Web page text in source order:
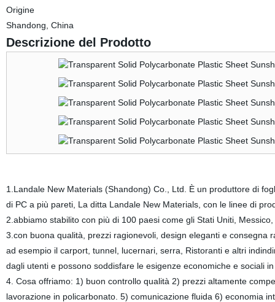
Origine
Shandong, China
Descrizione del Prodotto
1.Landale New Materials (Shandong) Co., Ltd. È un produttore di
di PC a più pareti, La ditta Landale New Materials, con le linee di
2.abbiamo stabilito con più di 100 paesi come gli Stati Uniti,
3.con buona qualità, prezzi ragionevoli, design eleganti e
ad esempio il carport, tunnel, lucernari, serra, Ristoranti e altri
dagli utenti e possono soddisfare le esigenze economiche e sociali
4. Cosa offriamo: 1) buon controllo qualità 2) prezzi altamente
lavorazione in policarbonato. 5) comunicazione fluida 6) economia